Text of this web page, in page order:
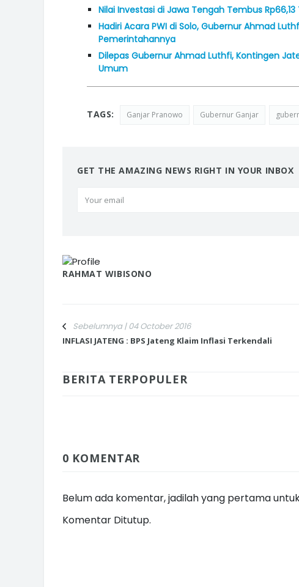
Nilai Investasi di Jawa Tengah Tembus
Hadiri Acara PWI di Solo, Gubernur Ahmad
Pemerintahannya
Dilepas Gubernur Ahmad Luthfi, Kontingen
Umum
TAGS: Ganjar Pranowo Gubernur Ganjar
GET THE AMAZING NEWS RIGHT IN YOUR INBOX
RAHMAT WIBISONO
Sebelumnya | 04 October 2016
INFLASI JATENG : BPS Jateng Klaim Inflasi Terkendali
BERITA TERPOPULER
0 KOMENTAR
Belum ada komentar, jadilah yang pertama
Komentar Ditutup.
INI CARA UMAT KRISTIANI SALATIGA